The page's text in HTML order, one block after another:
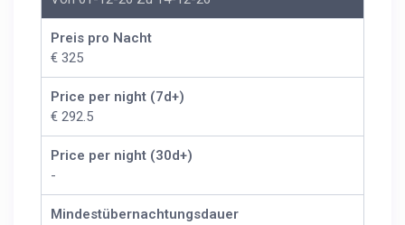
Preis pro Nacht
€ 325
Price per night (7d+)
€ 292.5
Price per night (30d+)
-
Mindestübernachtungsdauer